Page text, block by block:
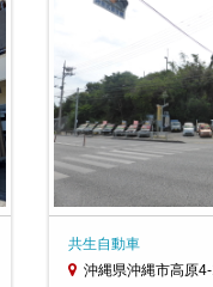
共生自動車
沖縄県沖縄市高原